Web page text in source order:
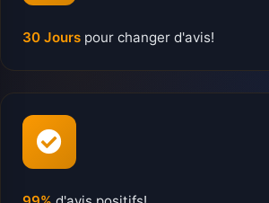
30 Jours pour changer d'avis!